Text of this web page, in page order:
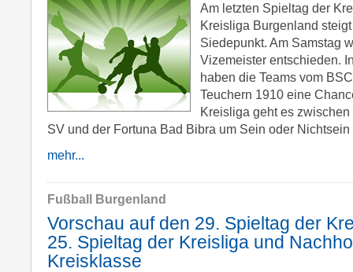
Am letzten Spieltag der
Kreisliga Burgenland
Siedepunkt. Am Samstag
Vizemeister entschieden.
haben die Teams vom
Teuchern 1910 eine
Kreisliga geht es
SV und der Fortuna Bad Bibra um Sein oder Nichtsein
mehr...
Fußball Burgenland
Vorschau auf den 29. Spieltag der
25. Spieltag der Kreisliga und
Kreisklasse